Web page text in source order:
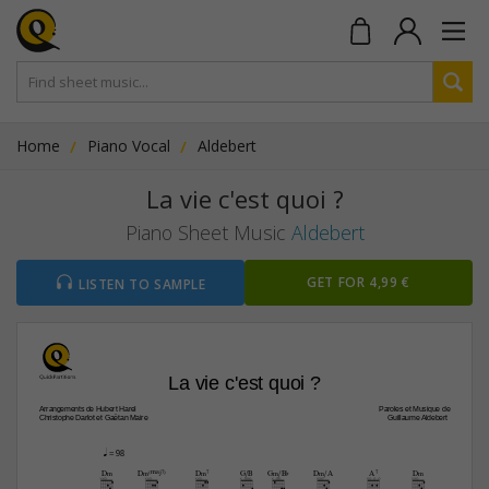
Home Piano Vocal Aldebert
La vie c'est quoi ?
Piano Sheet Music Aldebert
LISTEN TO SAMPLE GET FOR 4,99 €
La vie c'est quoi ?
Paroles et Musique de
Guillaume Aldebert
Arrangements de Hubert Harel
Christophe Darlot et Gaëtan Maire
D‹ D‹(Œ„Š7) D‹7 G/B G‹/B¨ D‹/A A7 D‹
q = 98